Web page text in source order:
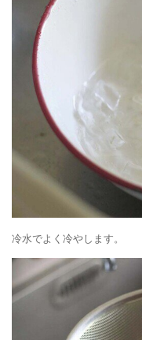
冷水でよく冷やします。